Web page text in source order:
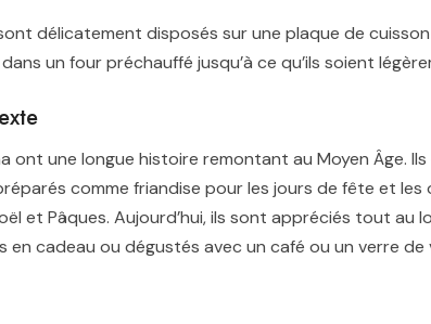
délicatement disposés sur une plaque de
un four préchauffé jusqu’à ce qu’ils soient
ont une longue histoire remontant au Moyen Âge.
comme friandise pour les jours de fête et les
et Pâques. Aujourd’hui, ils sont appréciés tout au
cadeau ou dégustés avec un café ou un verre de